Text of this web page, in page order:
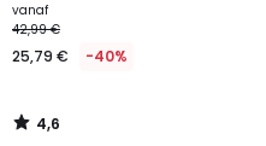
vanaf
42,99 €
25,79 € -40%
4,6
/